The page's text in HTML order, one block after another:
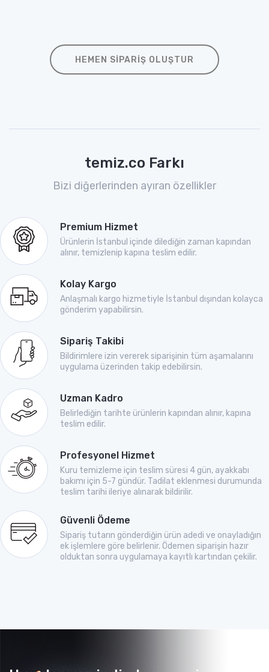
HEMEN SIPARIŞ OLUŞTUR
temiz.co Farkı
Bizi diğerlerinden ayıran özellikler
Premium Hizmet
Ürünlerin İstanbul içinde dilediğin zaman kapından
alınır, temizlenip kapına teslim edilir.
Kolay Kargo
Anlaşmalı kargo hizmetiyle İstanbul dışından kolayca
gönderim yapabilirsin.
Sipariş Takibi
Bildirimlere izin vererek siparişinin tüm aşamalarını
uygulama üzerinden takip edebilirsin.
Uzman Kadro
Belirlediğin tarihte ürünlerin kapından alınır, kapına
teslim edilir.
Profesyonel Hizmet
Kuru temizleme için teslim süresi 4 gün, ayakkabı
bakımı için 5-7 gündür. Tadilat eklenmesi durumunda
teslim tarihi ileriye alınarak bildirilir.
Güvenli Ödeme
Sipariş tutarın gönderdiğin ürün adedi ve onayladığın
ek işlemlere göre belirlenir. Ödemen siparişin hazır
olduktan sonra uygulamaya kayıtlı kartından çekilir.